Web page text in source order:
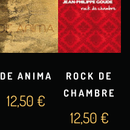
DE ANIMA
12,50€
ROCK DE
CHAMBRE
12,50€